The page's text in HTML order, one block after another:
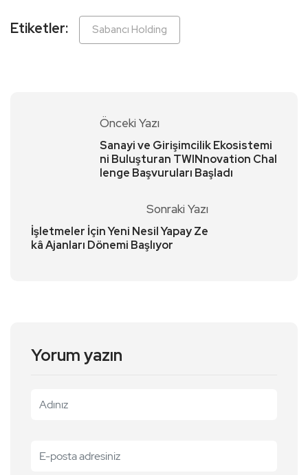
Etiketler: Sabancı Holding
Önceki Yazı
Sanayi ve Girişimcilik Ekosistemi
ni Buluşturan TWINnovation Chal
lenge Başvuruları Başladı
Sonraki Yazı
İşletmeler İçin Yeni Nesil Yapay Ze
kâ Ajanları Dönemi Başlıyor
Yorum yazın